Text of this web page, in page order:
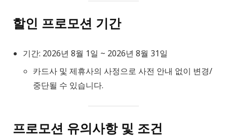
할인 프로모션 기간
기간: 2026년 8월 1일 ~ 2026년 8월 31일
카드사 및 제휴사의 사정으로 사전 안내 없이 변경/
중단될 수 있습니다.
프로모션 유의사항 및 조건